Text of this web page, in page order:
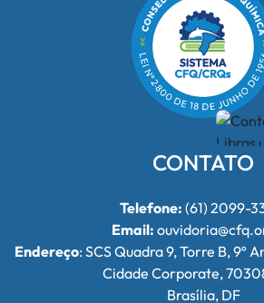
CONTATO
Telefone: (61) 2099-
Email:
Endereço: SCS Quadra 9, Torre B, 9º
Cidade Corporate,
Brasília, DF